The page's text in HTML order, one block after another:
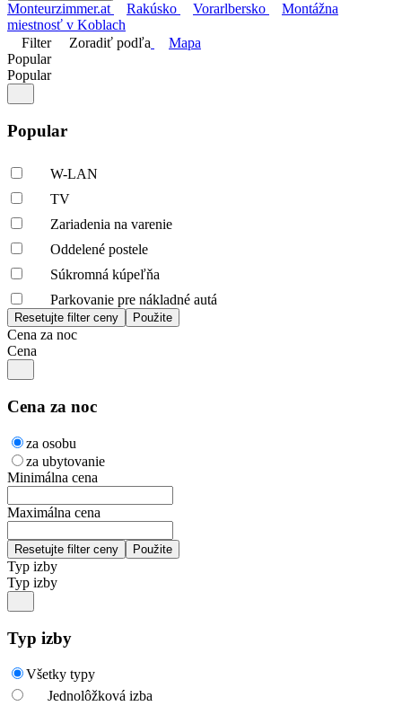
Monteurzimmer.at Rakúsko Vorarlbersko
Montážna
miestnosť v Koblach
Filter
Zoradiť podľa
Mapa
Popular
Popular
Popular
W-LAN
TV
Zariadenia na varenie
Oddelené postele
Súkromná kúpeľňa
Parkovanie pre nákladné autá
Cena za noc
Cena
Cena za noc
za osobu
za ubytovanie
Minimálna cena
Maximálna cena
Typ izby
Typ izby
Typ izby
Všetky typy
Jednolôžková izba